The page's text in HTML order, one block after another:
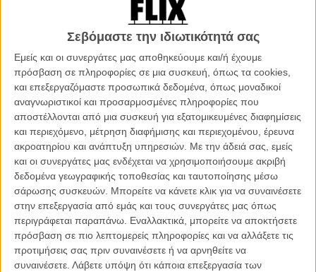
Σεβόμαστε την ιδιωτικότητά σας
Εμείς και οι συνεργάτες μας αποθηκεύουμε και/ή έχουμε
πρόσβαση σε πληροφορίες σε μια συσκευή, όπως τα cookies,
και επεξεργαζόμαστε προσωπικά δεδομένα, όπως μοναδικοί
αναγνωριστικοί και προσαρμοσμένες πληροφορίες που
αποστέλλονται από μια συσκευή για εξατομικευμένες διαφημίσεις
και περιεχόμενο, μέτρηση διαφήμισης και περιεχομένου, έρευνα
ακροατηρίου και ανάπτυξη υπηρεσιών. Με την άδειά σας, εμείς
και οι συνεργάτες μας ενδέχεται να χρησιμοποιήσουμε ακριβή
δεδομένα γεωγραφικής τοποθεσίας και ταυτοποίησης μέσω
σάρωσης συσκευών. Μπορείτε να κάνετε κλικ για να συναινέσετε
στην επεξεργασία από εμάς και τους συνεργάτες μας όπως
περιγράφεται παραπάνω. Εναλλακτικά, μπορείτε να αποκτήσετε
πρόσβαση σε πιο λεπτομερείς πληροφορίες και να αλλάξετε τις
προτιμήσεις σας πριν συναινέσετε ή να αρνηθείτε να
συναινέσετε. Λάβετε υπόψη ότι κάποια επεξεργασία των
Προσθέστε το Flix στις προτιμήσεις σας στο
Google
Μετά τα Φεστιβάλ του Τέλιουραϊντ και του Τορόντο, το ιδιαίτερο,
συναισθηματικά φορτισμένο ντοκιμαντέρ της Λιζ Γκάρμπους, «Love,
Marilyn», αποτελεί πια απόκτημα του HBO και σύντομα θα κάνει τη
μεγάλη τηλεοπτική και, στη συνέχεια, κινηματογραφική πρεμιέρα του
στις αίθουσες, τιμώντας τα 50 χρόνια από το θάνατο της Μέριλιν
Μονρό.
Η ταινία της Γκάρμπους ξανανοίγει γράμματα, ημερολόγια και
σημειωματάρια της ηθοποιού, τα οποία διαβάζουν στην κάμερα
σταρ όλων των ειδών: από την Γκλεν Κλόουζ, τη Μαρίσα Τομέι, την
Ούμα Θέρμαν και τον Φ. Μάρεϊ Εϊμπραμ, μέχρι τη Βαϊόλα Ντέιβις,
την Ελεν Μπέρστιν, τον Πολ Τζιαμάτι και τη Λίντσεϊ Λόαν.